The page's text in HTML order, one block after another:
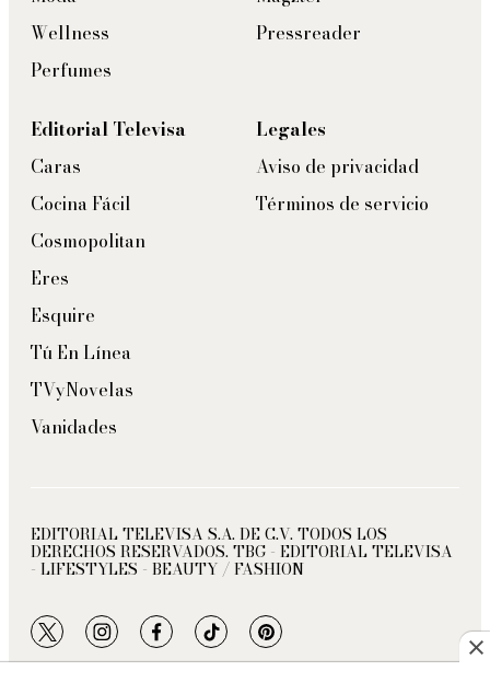
Wellness
Perfumes
Pressreader
Editorial Televisa
Caras
Cocina Fácil
Cosmopolitan
Eres
Esquire
Tú En Línea
TVyNovelas
Vanidades
Legales
Aviso de privacidad
Términos de servicio
EDITORIAL TELEVISA S.A. DE C.V. TODOS LOS
DERECHOS RESERVADOS. TBG - EDITORIAL TELEVISA
- LIFESTYLES - BEAUTY / FASHION
twitterinstagramfacebooktiktokpinterest